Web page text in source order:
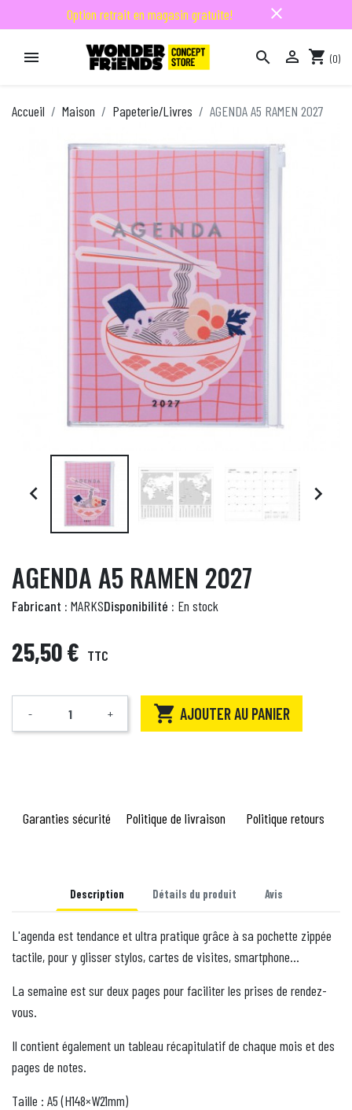
Option retrait en magasin gratuite! close
   shopping_cart (0)
Accueil Maison Papeterie/Livres AGENDA A5 RAMEN 2027
 
AGENDA A5 RAMEN 2027
Fabricant : MARKSDisponibilité : En stock
25,50 € TTC
Quantité
- +  AJOUTER AU PANIER
Garanties sécurité Politique de livraison Politique retours
Description Détails du produit Avis
L'agenda est tendance et ultra pratique grâce à sa pochette zippée
tactile, pour y glisser stylos, cartes de visites, smartphone...
La semaine est sur deux pages pour faciliter les prises de rendez-
vous.
Il contient également un tableau récapitulatif de chaque mois et des
pages de notes.
Taille : A5 (H148×W21mm)